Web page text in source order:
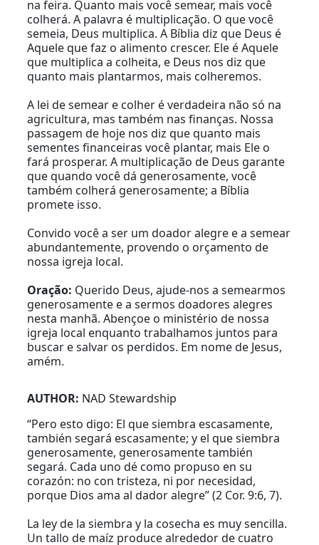
na feira. Quanto mais você semear, mais você
colherá. A palavra é multiplicação. O que você
semeia, Deus multiplica. A Bíblia diz que Deus é
Aquele que faz o alimento crescer. Ele é Aquele
que multiplica a colheita, e Deus nos diz que
quanto mais plantarmos, mais colheremos.
A lei de semear e colher é verdadeira não só na
agricultura, mas também nas finanças. Nossa
passagem de hoje nos diz que quanto mais
sementes financeiras você plantar, mais Ele o
fará prosperar. A multiplicação de Deus garante
que quando você dá generosamente, você
também colherá generosamente; a Bíblia
promete isso.
Convido você a ser um doador alegre e a semear
abundantemente, provendo o orçamento de
nossa igreja local.
Oração: Querido Deus, ajude-nos a semearmos
generosamente e a sermos doadores alegres
nesta manhã. Abençoe o ministério de nossa
igreja local enquanto trabalhamos juntos para
buscar e salvar os perdidos. Em nome de Jesus,
amém.
AUTHOR: NAD Stewardship
“Pero esto digo: El que siembra escasamente,
también segará escasamente; y el que siembra
generosamente, generosamente también
segará. Cada uno dé como propuso en su
corazón: no con tristeza, ni por necesidad,
porque Dios ama al dador alegre” (2 Cor. 9:6, 7).
La ley de la siembra y la cosecha es muy sencilla.
Un tallo de maíz produce alrededor de cuatro